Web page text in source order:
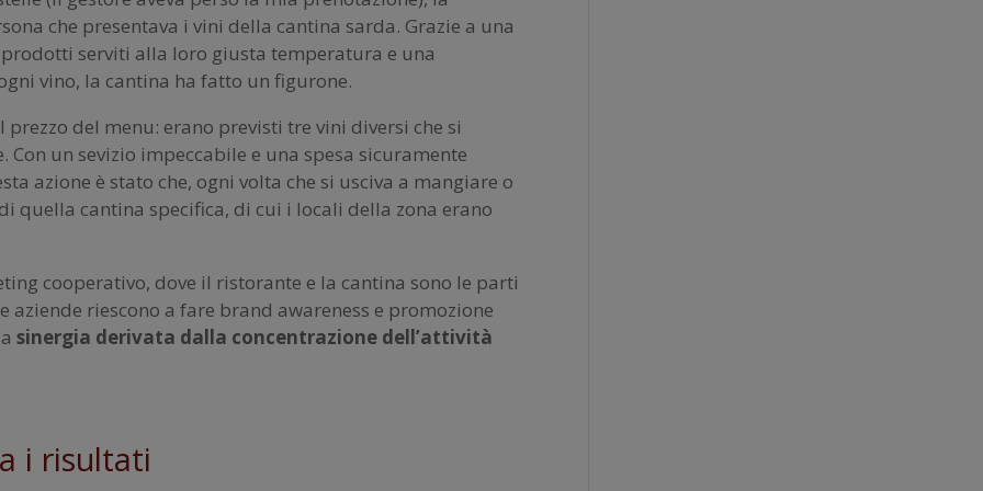
che presentava i vini della cantina sarda. Grazie a una
serviti alla loro giusta temperatura e una
vino, la cantina ha fatto un figurone.
del menu: erano previsti tre vini diversi che si
un sevizio impeccabile e una spesa sicuramente
azione è stato che, ogni volta che si usciva a mangiare o
quella cantina specifica, di cui i locali della zona erano
cooperativo, dove il ristorante e la cantina sono le parti
aziende riescono a fare brand awareness e promozione
sinergia derivata dalla concentrazione dell’attività
i risultati